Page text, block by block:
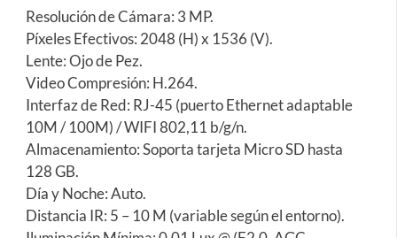
Resolución de Cámara: 3 MP.
Píxeles Efectivos: 2048 (H) x 1536 (V).
Lente: Ojo de Pez.
Video Compresión: H.264.
Interfaz de Red: RJ-45 (puerto Ethernet adaptable
10M / 100M) / WIFI 802,11 b/g/n.
Almacenamiento: Soporta tarjeta Micro SD hasta
128 GB.
Día y Noche: Auto.
Distancia IR: 5 – 10 M (variable según el entorno).